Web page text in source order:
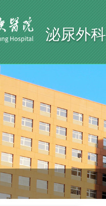
泌尿外科